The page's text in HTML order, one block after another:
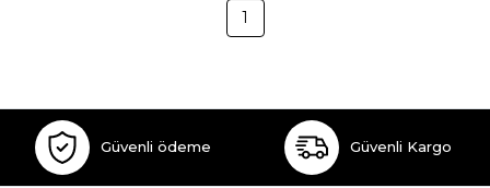
1
Güvenli ödeme Güvenli Kargo